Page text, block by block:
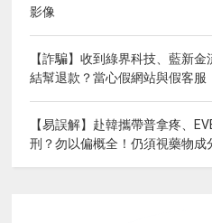
影像
【詐騙】收到綠界科技、藍新
結幫退款？當心假網站與假客服
【易誤解】赴韓攜帶普拿疼、
刑？勿以偏概全！仍須視藥物成